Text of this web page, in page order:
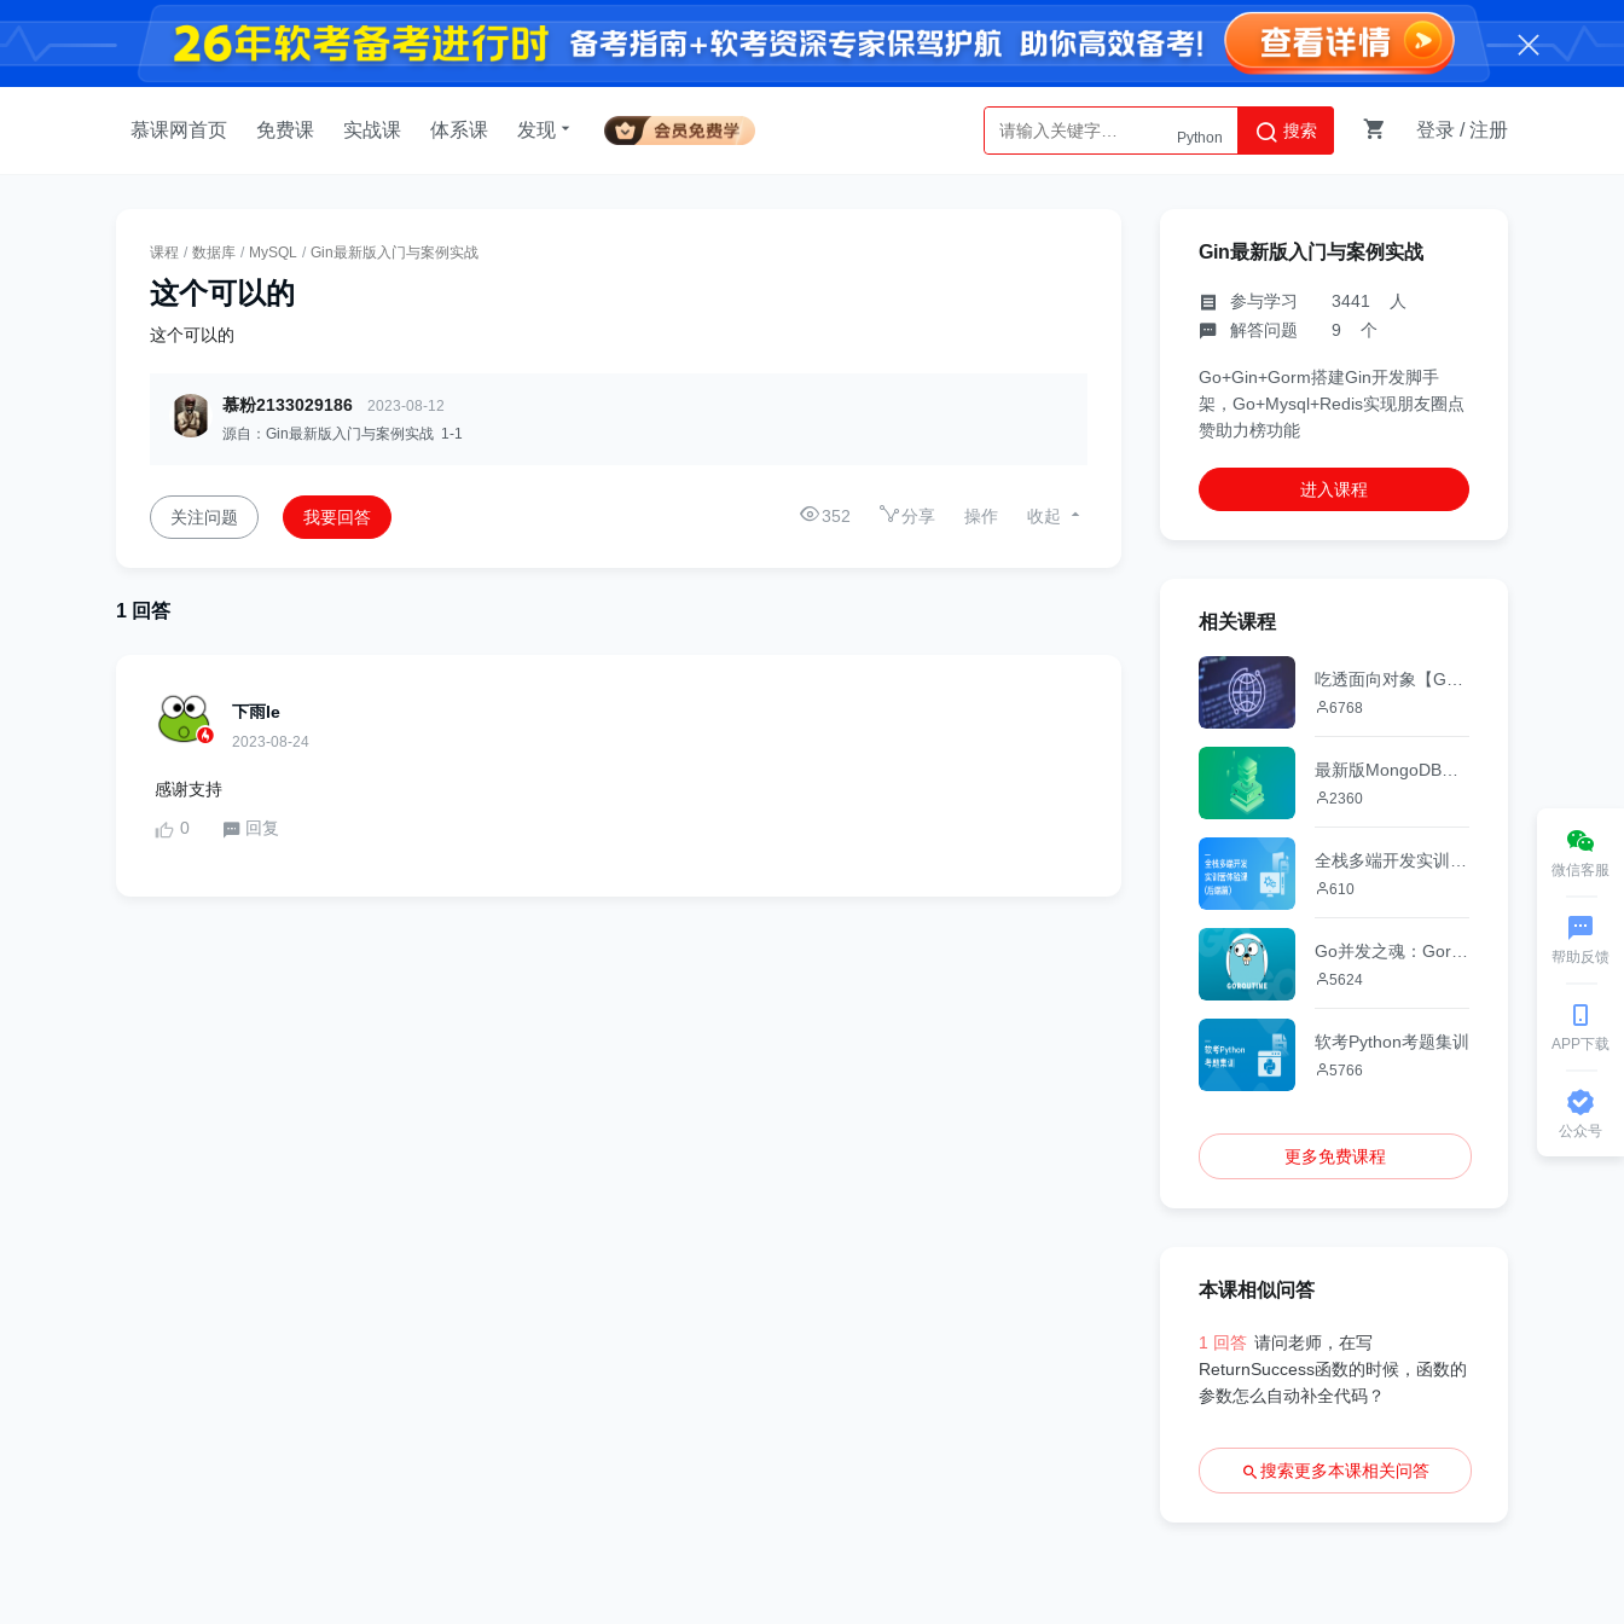
慕课网首页 免费课 实战课 体系课 发现
Python
AI智能体
搜索 登录 /注册
课程 / 数据库 / MySQL / Gin最新版入门与案例实战
这个可以的
这个可以的
慕粉2133029186
2023-08-12
源自：Gin最新版入门与案例实战 1-1
关注问题 我要回答 352 分享 操作 收起
1 回答
下雨le
2023-08-24
感谢支持
0
回复
Gin最新版入门与案例实战
参与学习 3441 人
解答问题 9 个
Go+Gin+Gorm搭建Gin开发脚手
架，Go+Mysql+Redis实现朋友圈点
赞助力榜功能
进入课程
相关课程
6768
2360
610
5624
软考Python考题集训
5766
更多免费课程
本课相似问答
1 回答 请问老师，在写
ReturnSuccess函数的时候，函数的
参数怎么自动补全代码？
搜索更多本课相关问答
微信客服
帮助反馈
APP下载
公众号